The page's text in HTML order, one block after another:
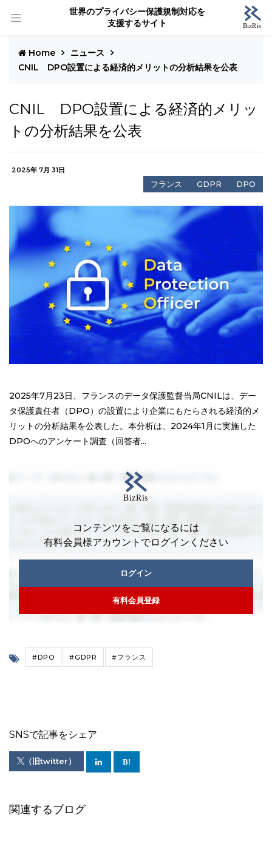
世界のプライバシー保護規制対応を
支援するサイト
Home
ニュース
CNIL DPO設置による経済的メリットの分析結果を公表
CNIL DPO設置による経済的メリッ
トの分析結果を公表
2025年 7月 31日
フランス GDPR DPO
2025年7月23日、フランスのデータ保護監督当局CNILは、デー
タ保護責任者（DPO）の設置により企業にもたらされる経済的メ
リットの分析結果を公表した。本分析は、2024年1月に実施した
DPOへのアンケート調査（回答者...
コンテンツをご覧になるには
有料会員様アカウントでログインください
ログイン
有料会員登録
#DPO #GDPR #フランス
SNSで記事をシェア
（旧twitter）
関連するブログ